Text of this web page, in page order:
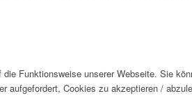
Funktionsweise unserer Webseite. Sie
aufgefordert, Cookies zu akzeptieren /